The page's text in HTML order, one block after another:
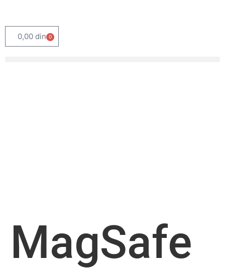
0,00 din 0
MagSafe